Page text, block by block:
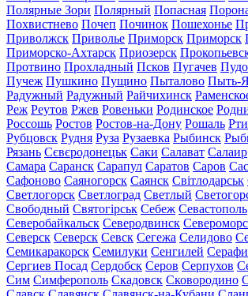
Полярные Зори Полярный Попасная
Похвистнево Почеп Починок Пошехонье
Приволжск Приволье Приморск Приморск
Приморско-Ахтарск Приозерск
Протвино Прохладный Псков Пугачев
Пучеж Пушкино Пущино Пыталово Пыть-
Радужный Радужный Райчихинск
Реж Реутов Ржев Ровеньки Родинское
Россошь Ростов Ростов-на-Дону Рошаль
Рубцовск Рудня Руза Рузаевка Рыбинск
Рязань Сєвєродонецьк Саки Салават Салаир
Самара Саранск Сарапул Саратов Саров
Сафоново Саяногорск Саянск Світлодарськ
Светлогорск Светлоград Светлый
Свободный Святогірськ Себеж Севастополь
Северобайкальск Северодвинск
Северск Северск Севск Сегежа Селидово
Семикаракорск Семилуки Сенгилей
Сергиев Посад Сердобск Серов Серпухов
Сим Симферополь Скадовск Сковородино